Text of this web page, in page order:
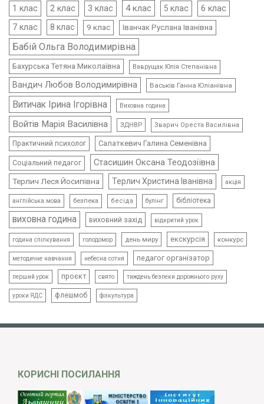
1 клас 2 клас 3 клас 4 клас 5 клас 6 клас
7 клас 8 клас 9 клас Іванчак Руслана Іванівна
Бабій Ольга Володимирівна
Бахурська Тетяна Миколаївна Ваврущак Юлія Степанівна
Вандич Любов Володимирівна Васьків Ганна Юліанівна
Витичак Ірина Ігорівна Виховна година
Войтів Марія Василівна ЗДНВР Зварич Ореста Василівна
Практичний психолог Салаткевич Галина Семенівна
Соціальний педагог Стасишин Оксана Теодозіївна
Терлич Леся Йосипівна Терлич Христина Іванівна акція
англійська мова безпека бесіда булінг бібліотека
виховна година виховний захід відкритий урок
година спілкування голодомор день миру екскурсія конкурс
методичне навчання небесна сотня педагог організатор
перший урок проєкт свято тиждень безпеки дорожнього руху
уроки ЯДС флешмоб фізкультура
КОРИСНІ ПОСИЛАННЯ